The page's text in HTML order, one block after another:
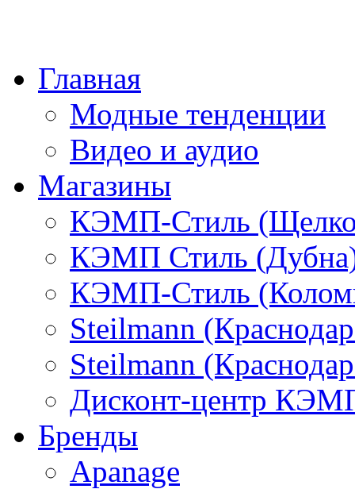
Главная
Модные тенденции
Видео и аудио
Магазины
КЭМП-Стиль
КЭМП Стиль
КЭМП-Стиль
Steilmann
Steilmann
Дисконт-центр
Бренды
Apanage